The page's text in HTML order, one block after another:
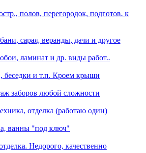
полов, перегородок, подготов. к
сарая, веранды, дачи и другое
ламинат и др. виды работ..
беседки и т.п. Кроем крыши
заборов любой сложности
отделка (работаю один)
ванны "под ключ"
Недорого, качественно